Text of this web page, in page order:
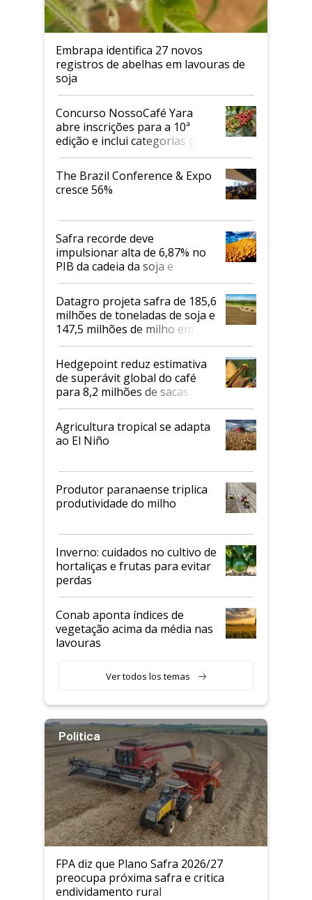
Embrapa identifica 27 novos
registros de abelhas em lavouras de
soja
Concurso NossoCafé Yara
abre inscrições para a 10ª
edição e inclui categorias para
cafés Canephora
The Brazil Conference & Expo
cresce 56%
Safra recorde deve
impulsionar alta de 6,87% no
PIB da cadeia da soja e
biodiesel em 2026
Datagro projeta safra de 185,6
milhões de toneladas de soja e
147,5 milhões de milho em
2026/27
Hedgepoint reduz estimativa
de superávit global do café
para 8,2 milhões de sacas
Agricultura tropical se adapta
ao El Niño
Produtor paranaense triplica
produtividade do milho
Inverno: cuidados no cultivo de
hortaliças e frutas para evitar
perdas
Conab aponta índices de
vegetação acima da média nas
lavouras
Ver todos los temas
Política
FPA diz que Plano Safra 2026/27
preocupa próxima safra e critica
endividamento rural